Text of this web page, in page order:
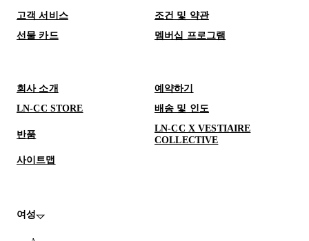
고객 서비스
조건 및 약관
선물 카드
멤버십 프로그램
회사 소개
예약하기
LN-CC STORE
배송 및 인도
반품
LN-CC X VESTIAIRE
COLLECTIVE
사이트맵
여성